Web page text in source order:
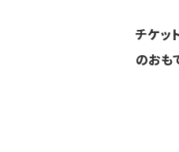
チケッ
のおも